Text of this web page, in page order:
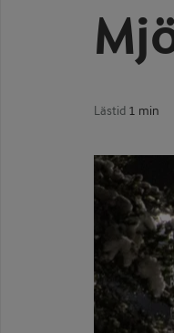
Lästid 1 min